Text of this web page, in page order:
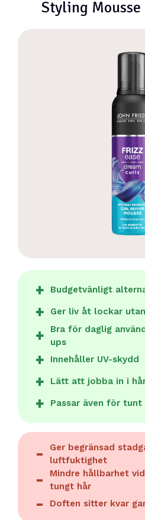
Styling Mousse
Budgetvänligt
Ger liv åt lockar
Bra för daglig
ups
Innehåller UV-skydd
Lätt att jobba in i
Passar även för
Ger begränsad
luftfuktighet
Mindre hållbarhet
tungt hår
Doften sitter kvar